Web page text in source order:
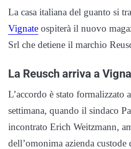
La casa italiana del guanto si
Vignate ospiterà il nuovo
Srl che detiene il marchio
La Reusch arriva a
L’accordo è stato formalizzato
settimana, quando il sindaco
incontrato Erich Weitzmann,
dell’omonima azienda custode